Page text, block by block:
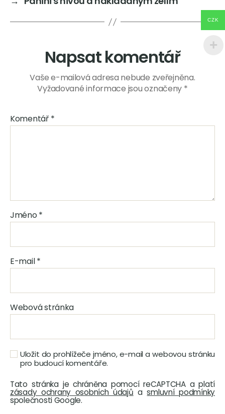
Napsat komentář
Vaše e-mailová adresa nebude zveřejněna.
Vyžadované informace jsou označeny *
Komentář *
Jméno*
E-mail*
Webová stránka
Uložit do prohlížeče jméno, e-mail a webovou stránku
pro budoucí komentáře.
Tato stránka je chráněna pomocí reCAPTCHA a platí
zásady ochrany osobních údajů asmluvní podmínky
společnosti Google.
CZK